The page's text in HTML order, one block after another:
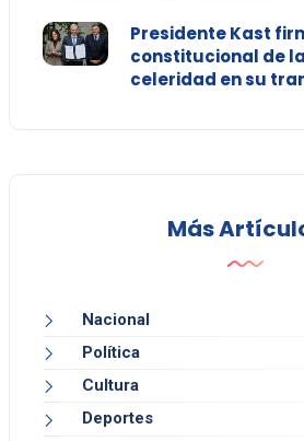
Presidente Kast
constitucional de la
celeridad en su
Más
Nacional
Política
Cultura
Deportes